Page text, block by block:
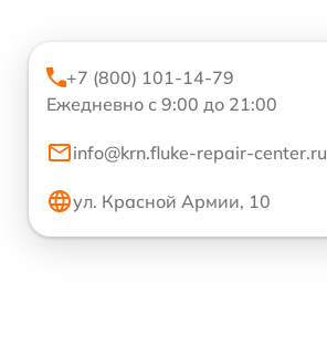
+7 (800) 101-14-79
Ежедневно с 9:00 до 21:00
info@krn.fluke-repair-center.ru
ул. Красной Армии, 10